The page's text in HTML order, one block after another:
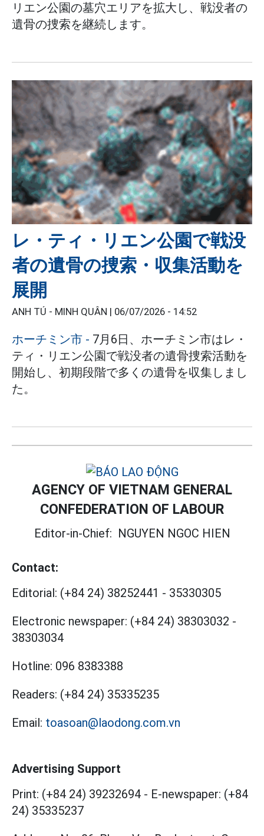
リエン公園の墓穴エリアを拡大し、戦没者の
遺骨の捜索を継続します。
レ・ティ・リエン公園で戦没
者の遺骨の捜索・収集活動を
展開
ANH TÚ - MINH QUÂN | 06/07/2026 - 14:52
ホーチミン市 - 7月6日、ホーチミン市はレ・
ティ・リエン公園で戦没者の遺骨捜索活動を
開始し、初期段階で多くの遺骨を収集しまし
た。
AGENCY OF VIETNAM GENERAL
CONFEDERATION OF LABOUR
Editor-in-Chief: NGUYEN NGOC HIEN
Contact:
Editorial: (+84 24) 38252441 - 35330305
Electronic newspaper: (+84 24) 38303032 -
38303034
Hotline: 096 8383388
Readers: (+84 24) 35335235
Email: toasoan@laodong.com.vn
Advertising Support
Print: (+84 24) 39232694 - E-newspaper: (+84
24) 35335237